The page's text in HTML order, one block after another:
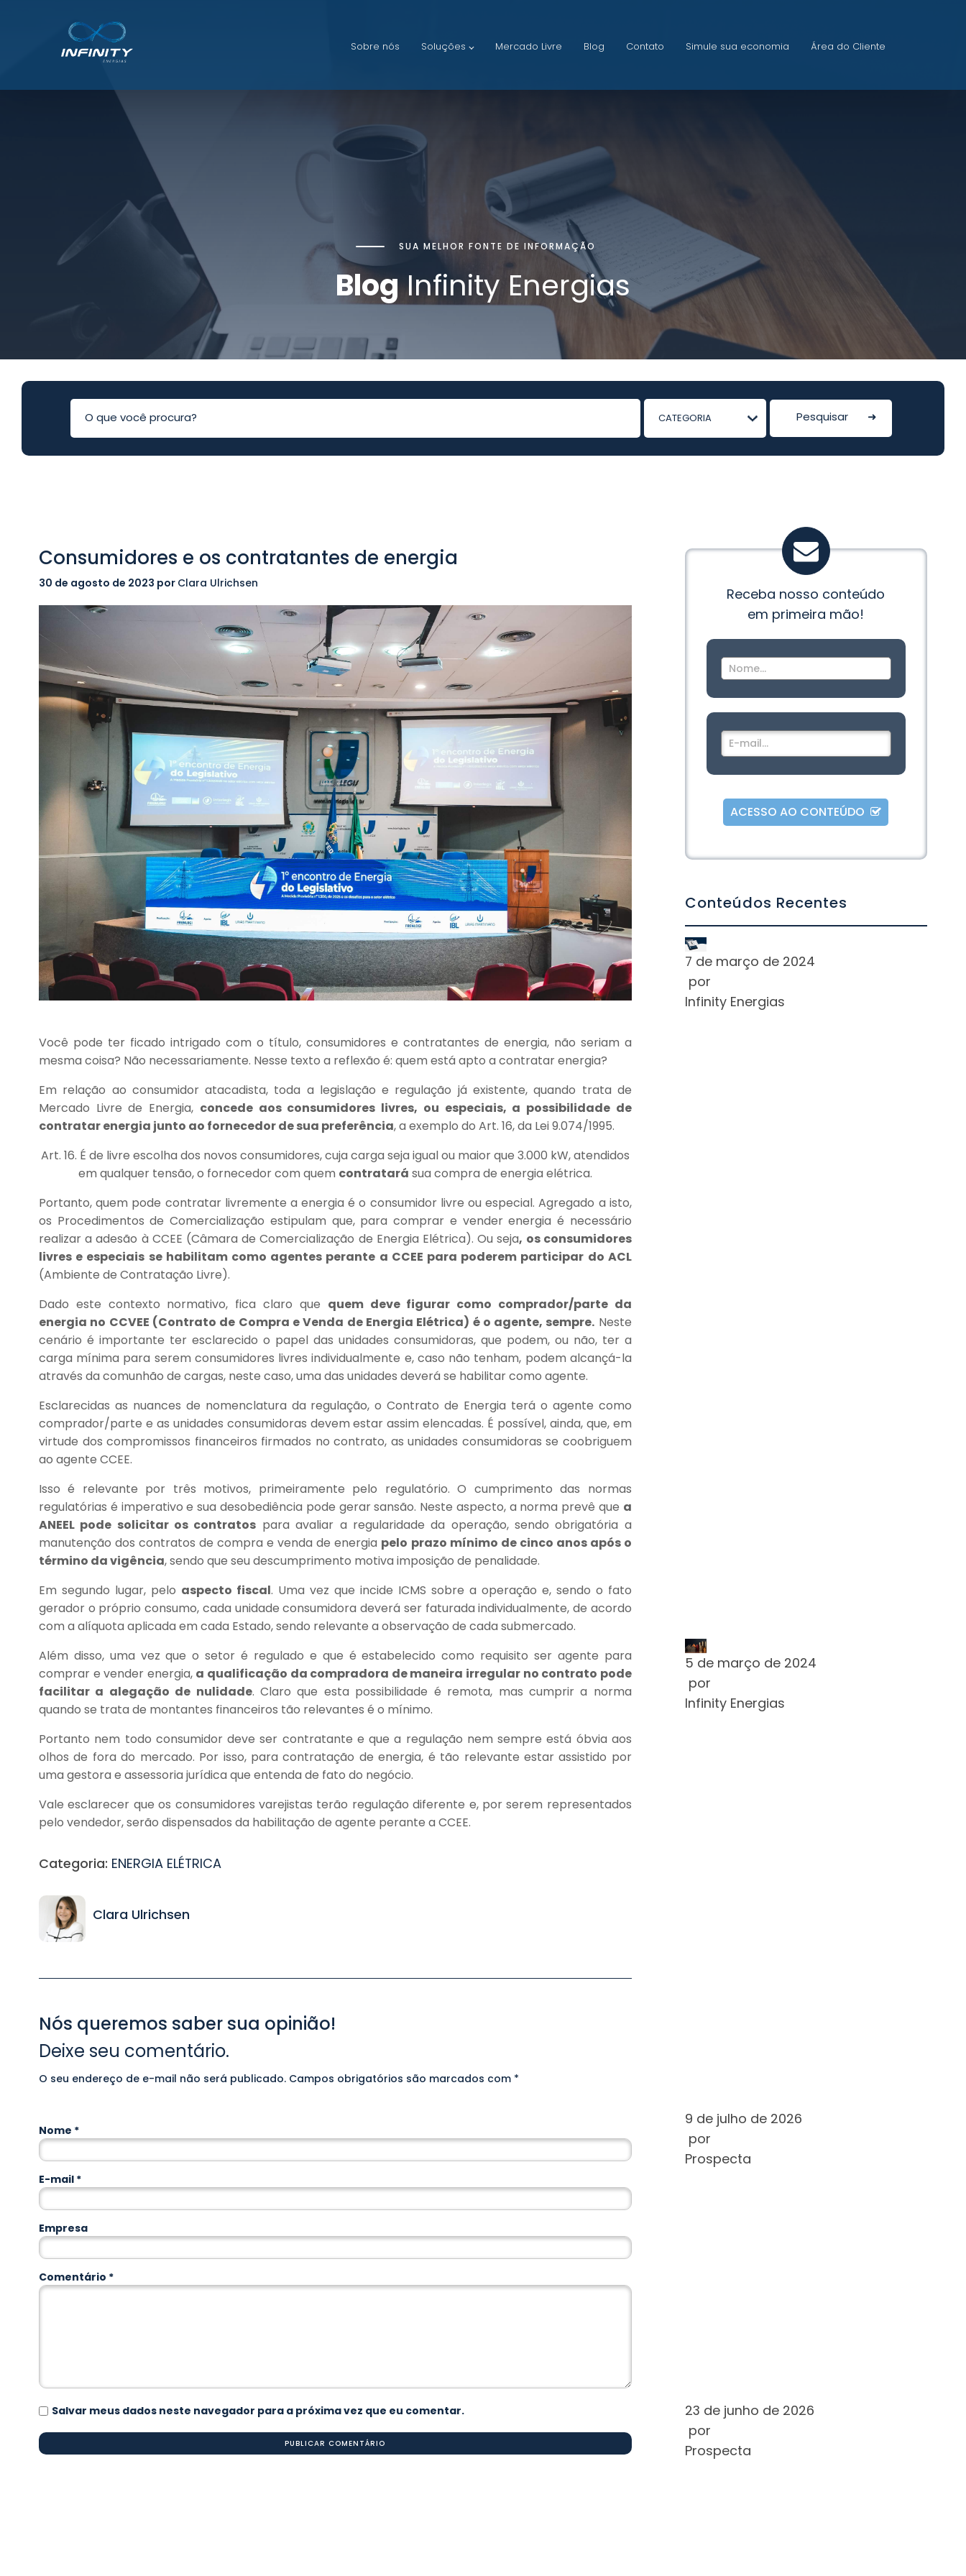
Sobre nós Soluções Mercado Livre Blog Contato Simule sua economia Área do Cliente
SUA MELHOR FONTE DE INFORMAÇÃO
BlogInfinity Energias
Consumidores e os contratantes de energia
30 de agosto de 2023 por Clara Ulrichsen
Você pode ter ficado intrigado com o título, consumidores e contratantes de energia, não seriam a
mesma coisa? Não necessariamente. Nesse texto a reflexão é: quem está apto a contratar energia?
Em relação ao consumidor atacadista, toda a legislação e regulação já existente, quando trata de
Mercado Livre de Energia, concede aos consumidores livres, ou especiais, a possibilidade de
contratar energia junto ao fornecedor de sua preferência, a exemplo do Art. 16, da Lei 9.074/1995.
Art. 16. É de livre escolha dos novos consumidores, cuja carga seja igual ou maior que 3.000 kW, atendidos
em qualquer tensão, o fornecedor com quem contratará sua compra de energia elétrica.
Portanto, quem pode contratar livremente a energia é o consumidor livre ou especial. Agregado a isto,
os Procedimentos de Comercialização estipulam que, para comprar e vender energia é necessário
realizar a adesão à CCEE (Câmara de Comercialização de Energia Elétrica). Ou seja, os consumidores
livres e especiais se habilitam como agentes perante a CCEE para poderem participar do ACL
(Ambiente de Contratação Livre).
Dado este contexto normativo, fica claro que quem deve figurar como comprador/parte da
energia no CCVEE (Contrato de Compra e Venda de Energia Elétrica) é o agente, sempre. Neste
cenário é importante ter esclarecido o papel das unidades consumidoras, que podem, ou não, ter a
carga mínima para serem consumidores livres individualmente e, caso não tenham, podem alcançá-la
através da comunhão de cargas, neste caso, uma das unidades deverá se habilitar como agente.
Esclarecidas as nuances de nomenclatura da regulação, o Contrato de Energia terá o agente como
comprador/parte e as unidades consumidoras devem estar assim elencadas. É possível, ainda, que, em
virtude dos compromissos financeiros firmados no contrato, as unidades consumidoras se coobriguem
ao agente CCEE.
Isso é relevante por três motivos, primeiramente pelo regulatório. O cumprimento das normas
regulatórias é imperativo e sua desobediência pode gerar sansão. Neste aspecto, a norma prevê que a
ANEEL pode solicitar os contratos para avaliar a regularidade da operação, sendo obrigatória a
manutenção dos contratos de compra e venda de energia pelo prazo mínimo de cinco anos após o
término da vigência, sendo que seu descumprimento motiva imposição de penalidade.
Em segundo lugar, pelo aspecto fiscal. Uma vez que incide ICMS sobre a operação e, sendo o fato
gerador o próprio consumo, cada unidade consumidora deverá ser faturada individualmente, de acordo
com a alíquota aplicada em cada Estado, sendo relevante a observação de cada submercado.
Além disso, uma vez que o setor é regulado e que é estabelecido como requisito ser agente para
comprar e vender energia, a qualificação da compradora de maneira irregular no contrato pode
facilitar a alegação de nulidade. Claro que esta possibilidade é remota, mas cumprir a norma
quando se trata de montantes financeiros tão relevantes é o mínimo.
Portanto nem todo consumidor deve ser contratante e que a regulação nem sempre está óbvia aos
olhos de fora do mercado. Por isso, para contratação de energia, é tão relevante estar assistido por
uma gestora e assessoria jurídica que entenda de fato do negócio.
Vale esclarecer que os consumidores varejistas terão regulação diferente e, por serem representados
pelo vendedor, serão dispensados da habilitação de agente perante a CCEE.
Categoria: ENERGIA ELÉTRICA
Clara Ulrichsen
Nós queremos saber sua opinião!
Deixe seu comentário.
O seu endereço de e-mail não será publicado. Campos obrigatórios são marcados com *
Comentário *
Nome *
E-mail *
Empresa
Salvar meus dados neste navegador para a próxima vez que eu comentar.
Alternative:
Receba nosso conteúdo
em primeira mão!
ACESSO AO CONTEÚDO
Conteúdos Recentes
7 de março de 2024
por
Infinity Energias
5 de março de 2024
por
Infinity Energias
9 de julho de 2026
por
Prospecta
23 de junho de 2026
por
Prospecta